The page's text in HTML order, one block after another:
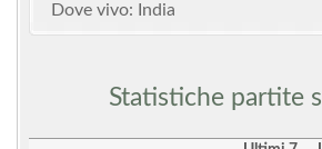
Dove vivo: India
Statistiche partite